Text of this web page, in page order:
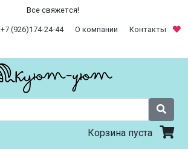
Все свяжется!
+7 (926)174-24-44 О компании
Контакты
Корзина пуста